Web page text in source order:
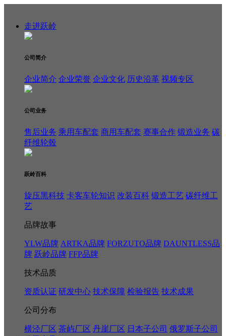
走进跃岭
公司简介
企业简介 企业荣誉 企业文化 历史沿革 视频专区
公司业务
售后业务 乘用车配套 商用车配套 赛事合作 锻造业务 碳
纤维轮毂
跃岭百科
旋压黑科技 卡客车轮知识 改装百科 锻造工艺 碳纤维工
艺
品牌故事
YLW品牌 ARTKA品牌 FORZUTO品牌 DAUNTLESS品
牌 跃岭品牌 FFP品牌
技术品质
资质认证 研发中心 技术保障 检验报告 技术成果
公司分布
横泾厂区 茶屿厂区 丹崖厂区 日本子公司 俄罗斯子公司